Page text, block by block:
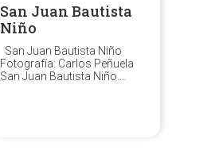
San Juan Bautista
Niño
San Juan Bautista Niño
Fotografía: Carlos Peñuela
San Juan Bautista Niño.